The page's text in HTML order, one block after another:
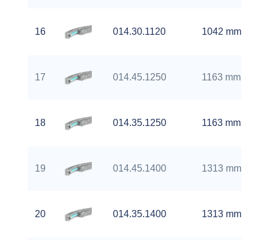
16 014.30.1120 1042 mm
17 014.45.1250 1163 mm
18 014.35.1250 1163 mm
19 014.45.1400 1313 mm
20 014.35.1400 1313 mm